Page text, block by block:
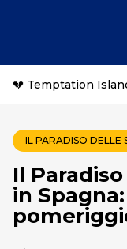
💔 Temptation
IL PARADISO DELLE
Il
in